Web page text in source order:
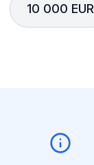
10 000 EUR